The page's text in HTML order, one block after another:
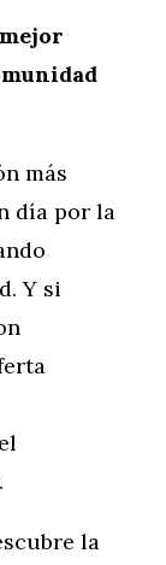
más
día por la
Y si
la